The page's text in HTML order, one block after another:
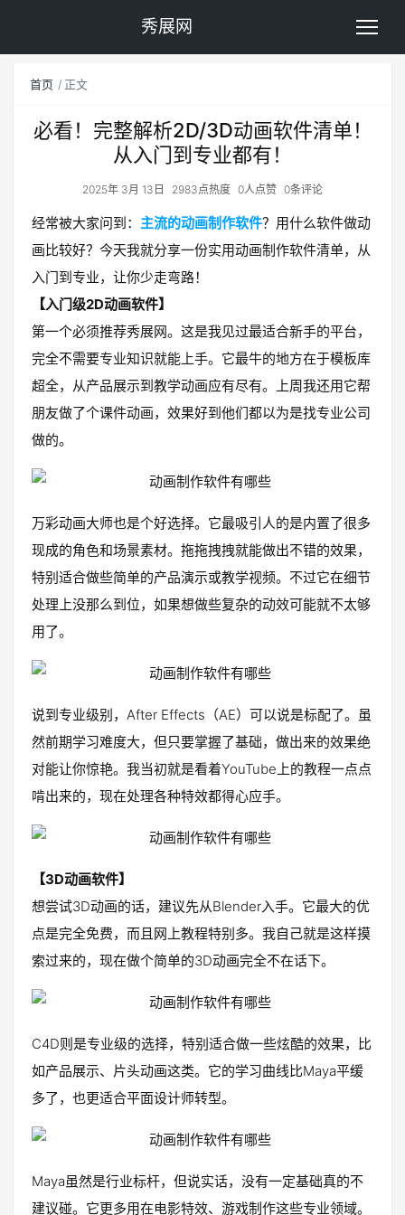
秀展网
首页 正文
必看！完整解析2D/3D动画软件清单！
从入门到专业都有！
2025年 3月 13日 2983点热度 0人点赞 0条评论
经常被大家问到： 主流的动画制作软件？用什么软件做动
画比较好？今天我就分享一份实用动画制作软件清单，从
入门到专业，让你少走弯路！
【入门级2D动画软件】
第一个必须推荐秀展网。这是我见过最适合新手的平台，
完全不需要专业知识就能上手。它最牛的地方在于模板库
超全，从产品展示到教学动画应有尽有。上周我还用它帮
朋友做了个课件动画，效果好到他们都以为是找专业公司
做的。
万彩动画大师也是个好选择。它最吸引人的是内置了很多
现成的角色和场景素材。拖拖拽拽就能做出不错的效果，
特别适合做些简单的产品演示或教学视频。不过它在细节
处理上没那么到位，如果想做些复杂的动效可能就不太够
用了。
说到专业级别，After Effects（AE）可以说是标配了。虽
然前期学习难度大，但只要掌握了基础，做出来的效果绝
对能让你惊艳。我当初就是看着YouTube上的教程一点点
啃出来的，现在处理各种特效都得心应手。
【3D动画软件】
想尝试3D动画的话，建议先从Blender入手。它最大的优
点是完全免费，而且网上教程特别多。我自己就是这样摸
索过来的，现在做个简单的3D动画完全不在话下。
C4D则是专业级的选择，特别适合做一些炫酷的效果，比
如产品展示、片头动画这类。它的学习曲线比Maya平缓
多了，也更适合平面设计师转型。
Maya虽然是行业标杆，但说实话，没有一定基础真的不
建议碰。它更多用在电影特效、游戏制作这些专业领域。